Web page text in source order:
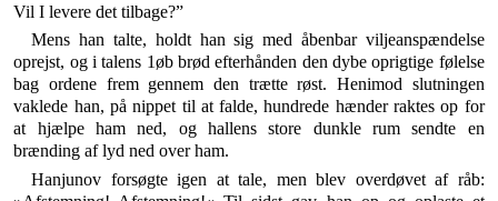
Vil I le­vere det tilbage?”
Mens han talte, holdt han sig med åbenbar viljean­spændelse
oprejst, og i talens 1øb brød efterhånden den dybe oprigtige følelse
bag ordene frem gennem den trætte røst. Henimod slutningen
vaklede han, på nippet til at falde, hundrede hænder raktes op for
at hjælpe ham ned, og hallens store dunkle rum sendte en
brænding af lyd ned over ham.
Hanjunov forsøgte igen at tale, men blev overdøvet af råb: